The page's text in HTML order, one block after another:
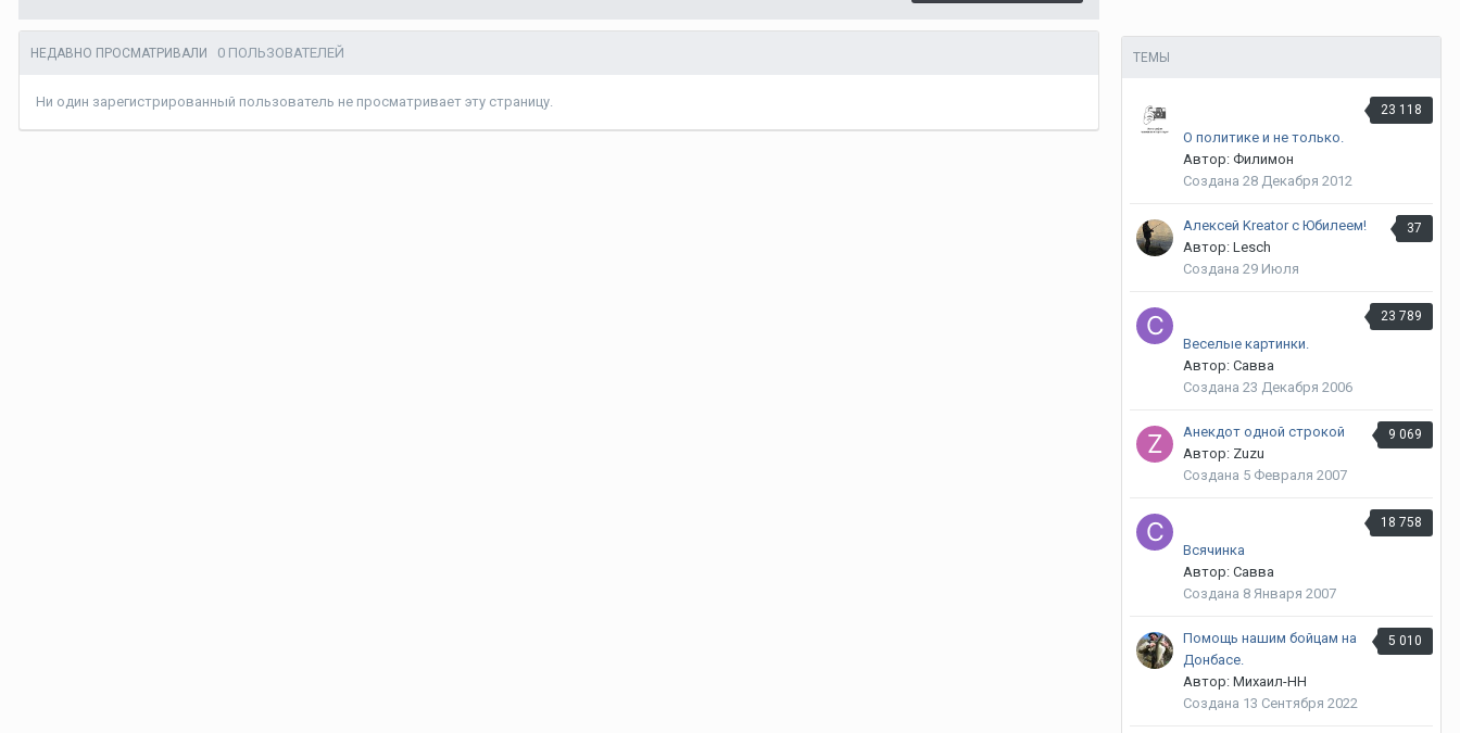
НЕДАВНО ПРОСМАТРИВАЛИ 0 ПОЛЬЗОВАТЕЛЕЙ
Ни один зарегистрированный пользователь не просматривает эту страницу.
ТЕМЫ
23 118
О политике и не только.
Автор: Филимон
Создана 28 Декабря 2012
37
Алексей Kreator с Юбилеем!
Автор: Lesch
Создана 29 Июля
23 789
Веселые картинки.
Автор: Савва
Создана 23 Декабря 2006
9 069
Анекдот одной строкой
Автор: Zuzu
Создана 5 Февраля 2007
18 758
Всячинка
Автор: Савва
Создана 8 Января 2007
5 010
Помощь нашим бойцам на
Донбасе.
Автор: Михаил-НН
Создана 13 Сентября 2022